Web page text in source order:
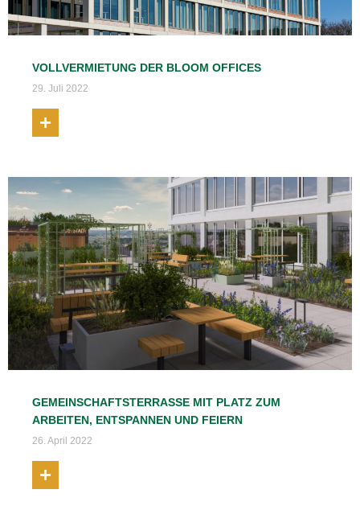
VOLLVERMIETUNG DER BLOOM OFFICES
29. Juli 2022
GEMEINSCHAFTSTERRASSE MIT PLATZ ZUM
ARBEITEN, ENTSPANNEN UND FEIERN
26. April 2022